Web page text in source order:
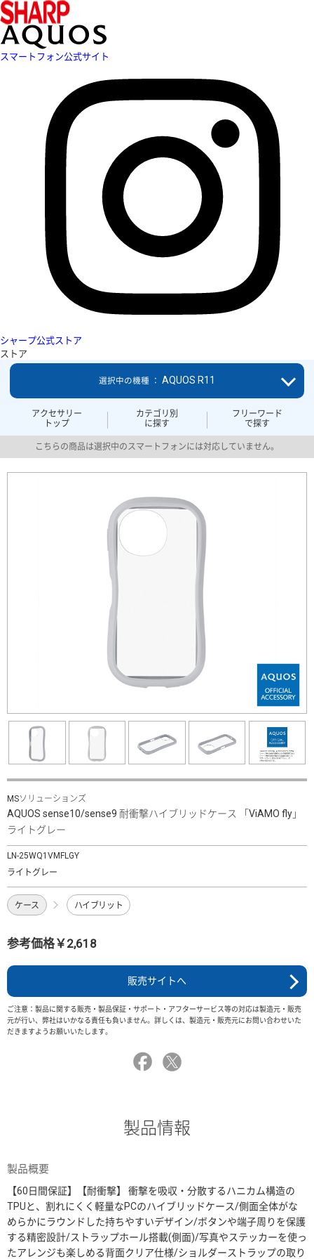
スマートフォン公式サイト
シャープ公式ストア
ストア
アクセサリー
トップ
カテゴリ別
に探す
フリーワード
で探す
選択中の機種 ： AQUOS R11
こちらの商品は選択中のスマートフォンには対応していません。
MSソリューションズ
AQUOS sense10/sense9 耐衝撃ハイブリッドケース 「ViAMO fly」
ライトグレー
LN-25WQ1VMFLGY
ライトグレー
ケース ハイブリット
参考価格￥2,618
販売サイトへ
ご注意：製品に関する販売・製品保証・サポート・アフターサービス等の対応は製造元・販売
元が行い、弊社はいかなる責任も負いません。詳しくは、製造元・販売元にお問い合わせいた
だきますようお願いいたします。
製品情報
製品概要
【60日間保証】【耐衝撃】 衝撃を吸収・分散するハニカム構造の
TPUと、割れにくく軽量なPCのハイブリッドケース/側面全体がな
めらかにラウンドした持ちやすいデザイン/ボタンや端子周りを保護
する精密設計/ストラップホール搭載(側面)/写真やステッカーを使っ
たアレンジも楽しめる背面クリア仕様/ショルダーストラップの取り